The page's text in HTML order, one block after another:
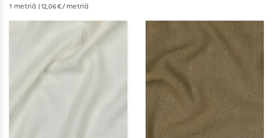
1 metriä | 12,06 € / metriä